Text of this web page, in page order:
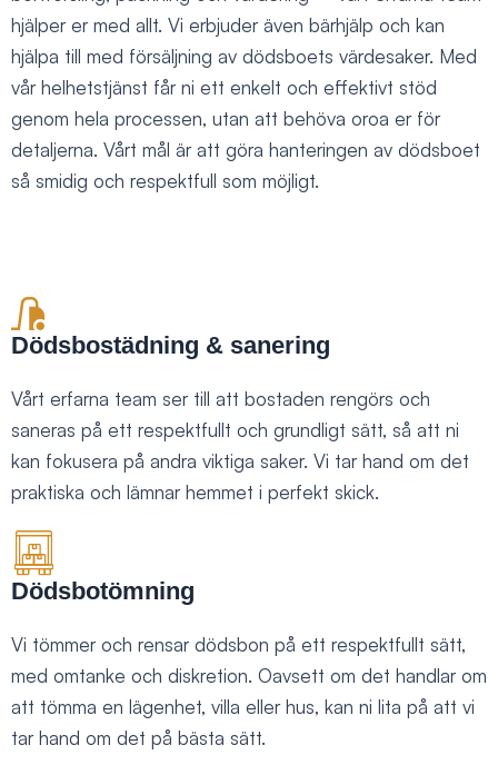
hjälper er med allt. Vi erbjuder även bärhjälp och kan
hjälpa till med försäljning av dödsboets värdesaker. Med
vår helhetstjänst får ni ett enkelt och effektivt stöd
genom hela processen, utan att behöva oroa er för
detaljerna. Vårt mål är att göra hanteringen av dödsboet
så smidig och respektfull som möjligt.
Dödsbostädning & sanering
Vårt erfarna team ser till att bostaden rengörs och
saneras på ett respektfullt och grundligt sätt, så att ni
kan fokusera på andra viktiga saker. Vi tar hand om det
praktiska och lämnar hemmet i perfekt skick.
Dödsbotömning
Vi tömmer och rensar dödsbon på ett respektfullt sätt,
med omtanke och diskretion. Oavsett om det handlar om
att tömma en lägenhet, villa eller hus, kan ni lita på att vi
tar hand om det på bästa sätt.